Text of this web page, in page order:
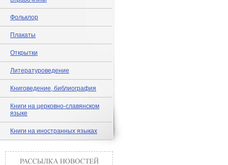
Фольклор
Плакаты
Открытки
Литературоведение
Книговедение, библиография
Книги на церковно-славянском
языке
Книги на иностранных языках